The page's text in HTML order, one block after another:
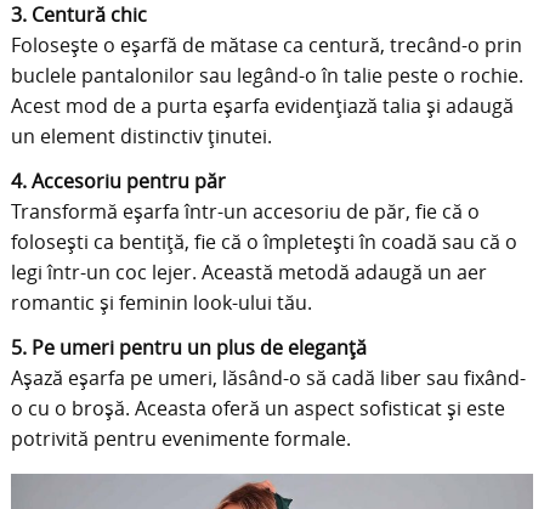
3. Centură chic
Folosește o eșarfă de mătase ca centură, trecând-o prin
buclele pantalonilor sau legând-o în talie peste o rochie.
Acest mod de a purta eșarfa evidențiază talia și adaugă
un element distinctiv ținutei.
4. Accesoriu pentru păr
Transformă eșarfa într-un accesoriu de păr, fie că o
folosești ca bentiță, fie că o împletești în coadă sau că o
legi într-un coc lejer. Această metodă adaugă un aer
romantic și feminin look-ului tău.
5. Pe umeri pentru un plus de eleganță
Așază eșarfa pe umeri, lăsând-o să cadă liber sau fixând-
o cu o broșă. Aceasta oferă un aspect sofisticat și este
potrivită pentru evenimente formale.